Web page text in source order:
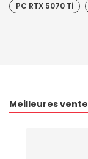
PC RTX 5070 Ti
Meilleures